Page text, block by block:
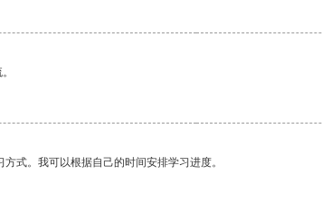
式。我可以根据自己的时间安排学习进度。